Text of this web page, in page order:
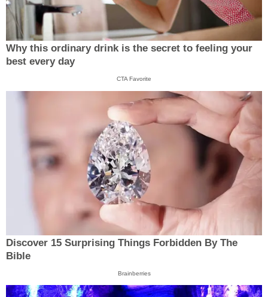
Why this ordinary drink is the secret to feeling your
best every day
CTA Favorite
Discover 15 Surprising Things Forbidden By The
Bible
Brainberries